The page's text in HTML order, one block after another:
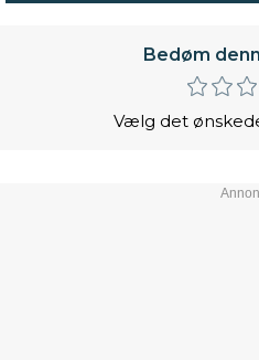
Bedøm
Vælg det